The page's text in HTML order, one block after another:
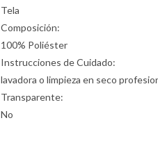
Tela
Composición:
100% Poliéster
Instrucciones de Cuidado:
lavadora o limpieza en seco
Transparente:
No